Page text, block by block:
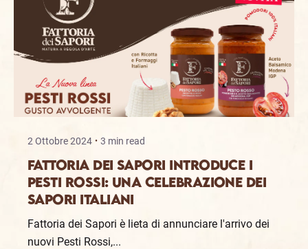
2 Ottobre 2024 3 min read
Fattoria dei Sapori Introduce i
Pesti Rossi: Una Celebrazione dei
Sapori Italiani
Fattoria dei Sapori è lieta di annunciare l'arrivo dei
nuovi Pesti Rossi,...